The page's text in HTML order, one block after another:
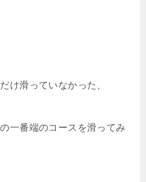
け滑っていなかった、
一番端のコースを滑ってみ